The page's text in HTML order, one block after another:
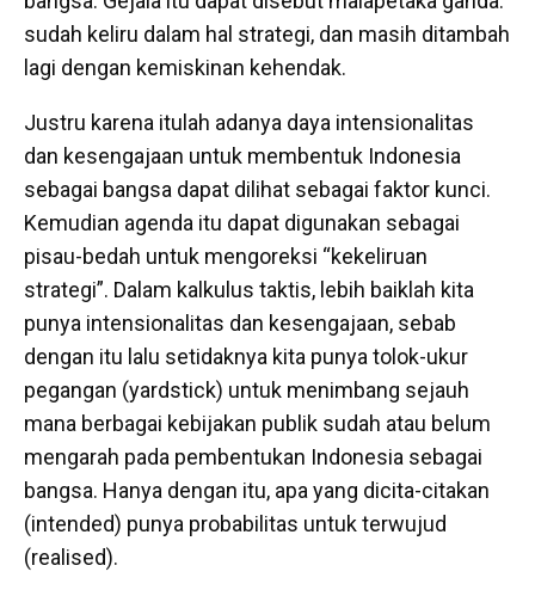
sudah keliru dalam hal strategi, dan masih ditambah
lagi dengan kemiskinan kehendak.
Justru karena itulah adanya daya intensionalitas
dan kesengajaan untuk membentuk Indonesia
sebagai bangsa dapat dilihat sebagai faktor kunci.
Kemudian agenda itu dapat digunakan sebagai
pisau-bedah untuk mengoreksi “kekeliruan
strategi”. Dalam kalkulus taktis, lebih baiklah kita
punya intensionalitas dan kesengajaan, sebab
dengan itu lalu setidaknya kita punya tolok-ukur
pegangan (yardstick) untuk menimbang sejauh
mana berbagai kebijakan publik sudah atau belum
mengarah pada pembentukan Indonesia sebagai
bangsa. Hanya dengan itu, apa yang dicita-citakan
(intended) punya probabilitas untuk terwujud
(realised).